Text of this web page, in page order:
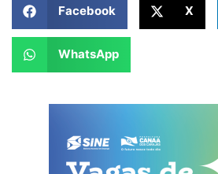
Facebook X
WhatsApp